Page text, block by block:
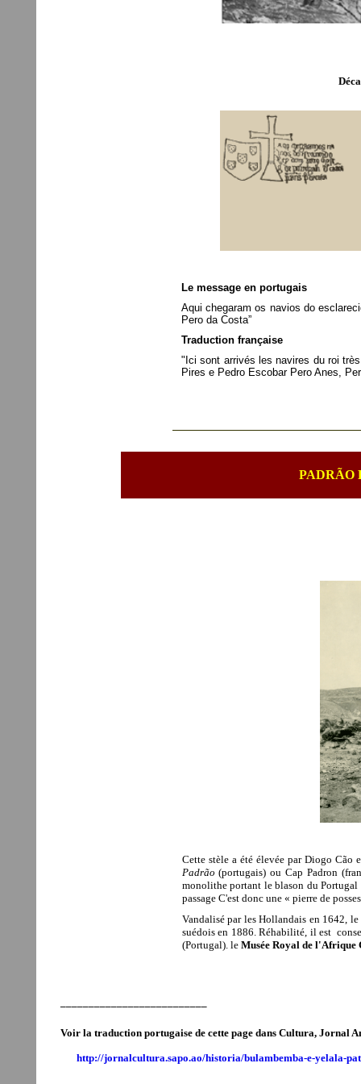
Le message en portugais
Aqui chegaram os navios do
Pero da Costa”
Traduction française
"Ici sont arrivés les navires du roi
Pires e Pedro EscobarPero Anes,
PADRÃO
Cette stèle a été élevée par Diogo Cão
Padrão (portugais) ou Cap Padron
monolithe portant le blason du
passage C'est donc une « pierre de
Vandalisé par les Hollandais en 1642,
suédois en 1886. Réhabilité, il est
(Portugal). le Musée Royal de l'Afrique
Voir la traduction portugaise de cette page dans Cultura, Jornal
http://jornalcultura.sapo.ao/historia/bulambemba-e-yelala-